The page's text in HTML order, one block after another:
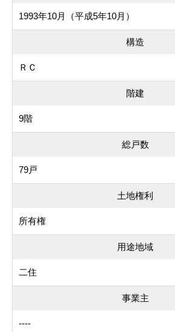
1993年10月（平成5年10月）
構造
ＲＣ
階建
9階
総戸数
79戸
土地権利
所有権
用途地域
二住
事業主
----